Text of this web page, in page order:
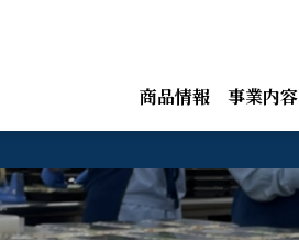
商品情報 事業内容